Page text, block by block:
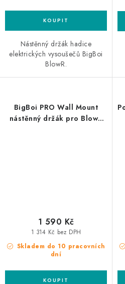
Nástěnný držák hadice
elektrických vysoušečů BigBoi
BlowR.
BigBoi PRO Wall Mount
nástěnný držák pro BlowR
Skladem do 10 pracovních
dní
1 314 Kč bez DPH
1 590 Kč